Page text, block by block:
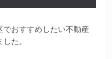
おすすめしたい不動産
た。